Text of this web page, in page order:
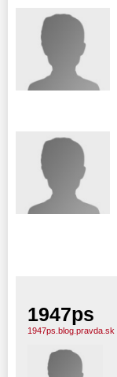
1947ps
1947ps.blog.pravda.sk